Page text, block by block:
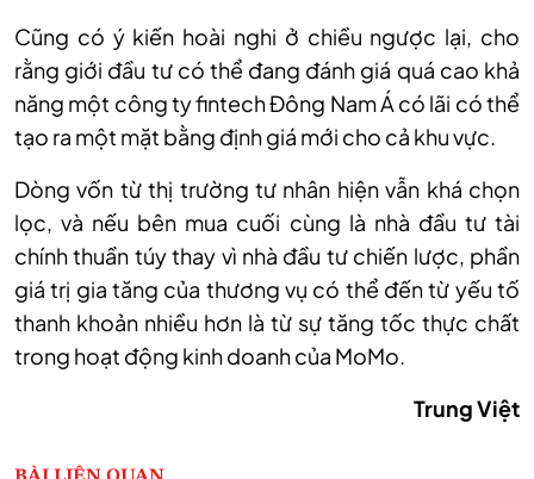
Cũng có ý kiến hoài nghi ở chiều ngược lại, cho
rằng giới đầu tư có thể đang đánh giá quá cao khả
năng một công ty fintech Đông Nam Á có lãi có thể
tạo ra một mặt bằng định giá mới cho cả khu vực.
Dòng vốn từ thị trường tư nhân hiện vẫn khá chọn
lọc, và nếu bên mua cuối cùng là nhà đầu tư tài
chính thuần túy thay vì nhà đầu tư chiến lược, phần
giá trị gia tăng của thương vụ có thể đến từ yếu tố
thanh khoản nhiều hơn là từ sự tăng tốc thực chất
trong hoạt động kinh doanh của MoMo.
Trung Việt